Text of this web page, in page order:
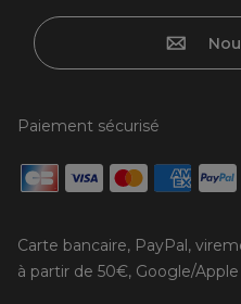
Paiement sécurisé
Carte bancaire, PayPal,
à partir de 50€, Google/Apple